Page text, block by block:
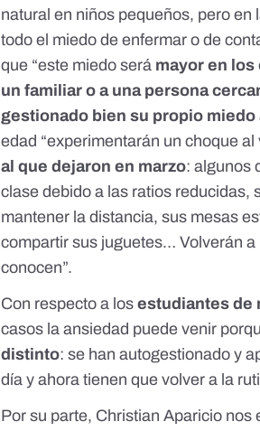
natural en niños pequeños, pero
todo el miedo de enfermar o de
que “este miedo será mayor en los
un familiar o a una persona
gestionado bien su propio miedo
edad “experimentarán un choque
al que dejaron en marzo: algunos
clase debido a las ratios reducidas,
mantener la distancia, sus mesas
compartir sus juguetes… Volverán
conocen”.
Con respecto a losestudiantes de
casos la ansiedad puede venir
distinto: se han autogestionado y
día y ahora tienen que volver a la
Por su parte, Christian Aparicio nos